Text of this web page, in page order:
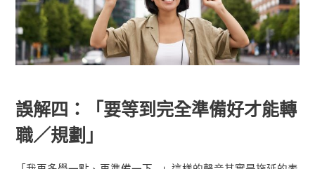
誤解四：「要等到完全準備好才能轉
職／規劃」